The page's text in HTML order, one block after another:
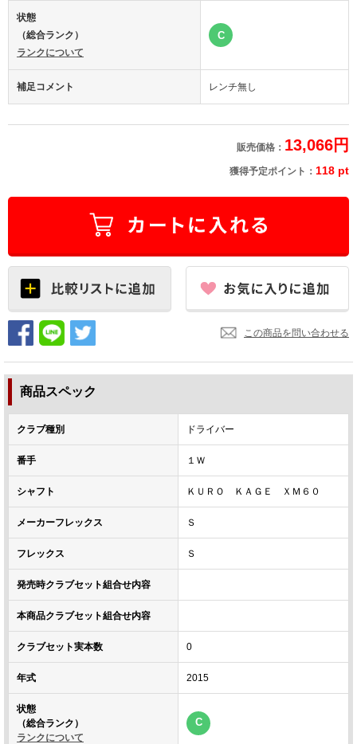
状態
（総合ランク）
ランクについて
C
補足コメント レンチ無し
販売価格： 13,066円
獲得予定ポイント： 118 pt
この商品を問い合わせる
商品スペック
クラブ種別 ドライバー
番手 １Ｗ
シャフト ＫＵＲＯ ＫＡＧＥ ＸＭ６０
メーカーフレックス Ｓ
フレックス Ｓ
発売時クラブセット組合せ内容
本商品クラブセット組合せ内容
クラブセット実本数 0
年式 2015
状態
（総合ランク）
ランクについて
C